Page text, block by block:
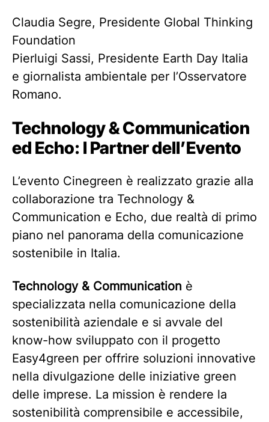
Claudia Segre, Presidente Global Thinking
Foundation
Pierluigi Sassi, Presidente Earth Day Italia
e giornalista ambientale per l’Osservatore
Romano.
Technology & Communication
ed Echo: I Partner dell’Evento
L’evento Cinegreen è realizzato grazie alla
collaborazione tra Technology &
Communication e Echo, due realtà di primo
piano nel panorama della comunicazione
sostenibile in Italia.
Technology & Communication è
specializzata nella comunicazione della
sostenibilità aziendale e si avvale del
know-how sviluppato con il progetto
Easy4green per offrire soluzioni innovative
nella divulgazione delle iniziative green
delle imprese. La mission è rendere la
sostenibilità comprensibile e accessibile,